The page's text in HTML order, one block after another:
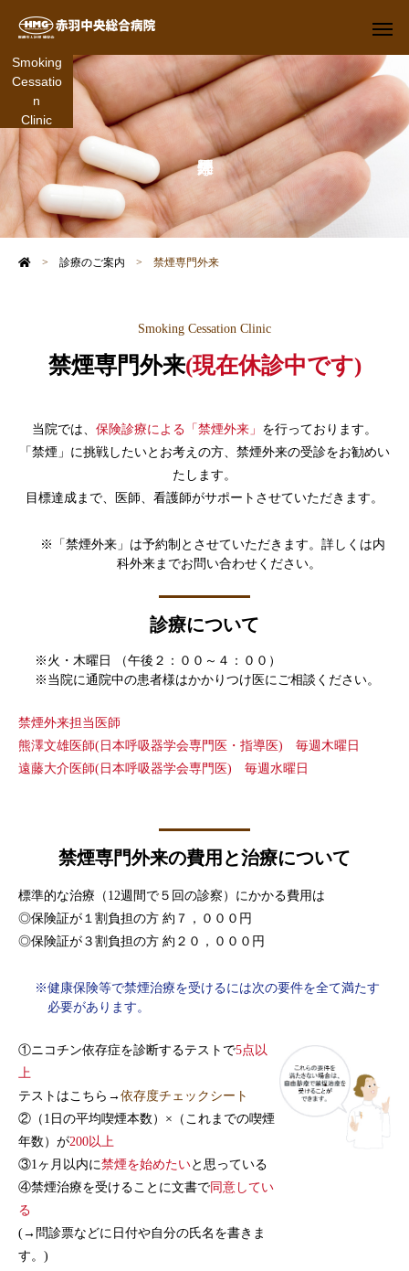
Smoking
Cessatio
n
Clinic
> 診療のご案内 > 禁煙専門外来
Smoking Cessation Clinic
禁煙専門外来(現在休診中です)
当院では、 保険診療による「禁煙外来」 を行っております。
「禁煙」に挑戦したいとお考えの方、禁煙外来の受診をお勧めい
たします。
目標達成まで、医師、看護師がサポートさせていただきます。
「禁煙外来」は予約制とさせていただきます。詳しくは内
科外来までお問い合わせください。
診療について
火・木曜日 （午後２：００～４：００）
当院に通院中の患者様はかかりつけ医にご相談ください。
禁煙外来担当医師
熊澤文雄医師(日本呼吸器学会専門医・指導医) 毎週木曜日
遠藤大介医師(日本呼吸器学会専門医) 毎週水曜日
禁煙専門外来の費用と治療について
標準的な治療（12週間で５回の診察）にかかる費用は
◎保険証が１割負担の方 約７，０００円
◎保険証が３割負担の方 約２０，０００円
健康保険等で禁煙治療を受けるには次の要件を全て満たす
必要があります。
①ニコチン依存症を診断するテストで5点以
上
テストはこちら→ 依存度チェックシート
②（1日の平均喫煙本数）×（これまでの喫煙
年数）が200以上
③1ヶ月以内に禁煙を始めたいと思っている
④禁煙治療を受けることに文書で 同意してい
る
(→問診票などに日付や自分の氏名を書きま
す。)